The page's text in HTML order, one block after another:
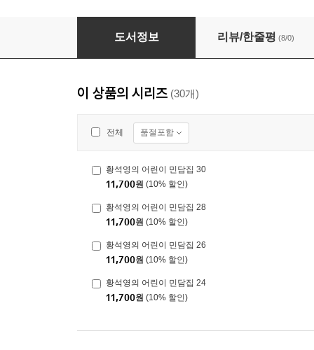
황석영의 어린이 민담집 13
도서정보 리뷰/한줄평 (8/0)
이 상품의 시리즈 (30개)
전체 품절포함
황석영의 어린이 민담집 30
11,700원 (10% 할인)
황석영의 어린이 민담집 28
11,700원 (10% 할인)
황석영의 어린이 민담집 26
11,700원 (10% 할인)
황석영의 어린이 민담집 24
11,700원 (10% 할인)